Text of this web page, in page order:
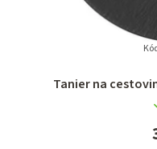
Tanier na